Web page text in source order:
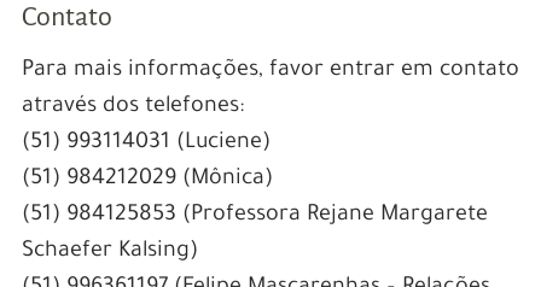
Contato
Para mais informações, favor entrar em contato
através dos telefones:
(51) 993114031 (Luciene)
(51) 984212029 (Mônica)
(51) 984125853 (Professora Rejane Margarete
Schaefer Kalsing)